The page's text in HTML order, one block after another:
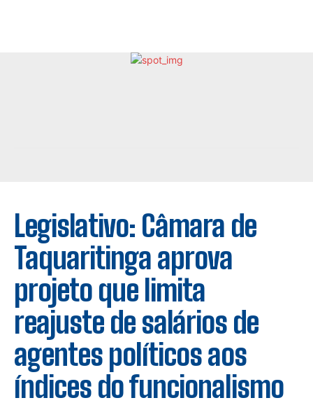
Legislativo: Câmara de
Taquaritinga aprova
projeto que limita
reajuste de salários de
agentes políticos aos
índices do funcionalismo